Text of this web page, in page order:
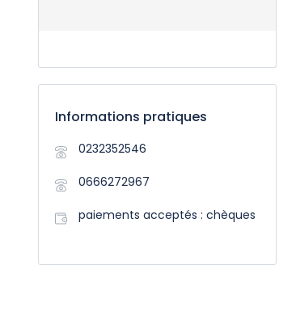
Informations pratiques
0232352546
0666272967
paiements acceptés : chèques